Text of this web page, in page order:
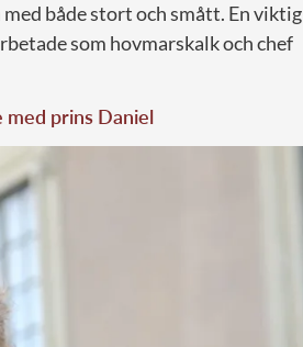
både stort och smått. En viktig
som hovmarskalk och chef
med prins Daniel